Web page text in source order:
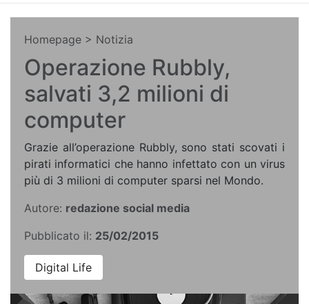
Homepage > Notizia
Operazione Rubbly,
salvati 3,2 milioni di
computer
Grazie all’operazione Rubbly, sono stati scovati i
pirati informatici che hanno infettato con un virus
più di 3 milioni di computer sparsi nel Mondo.
Autore: redazione social media
Pubblicato il: 25/02/2015
Digital Life